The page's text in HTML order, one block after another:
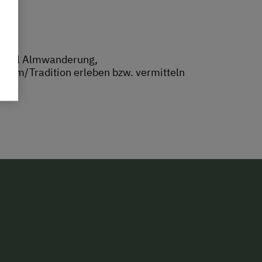
Almwanderung,
Tradition erleben bzw. vermitteln